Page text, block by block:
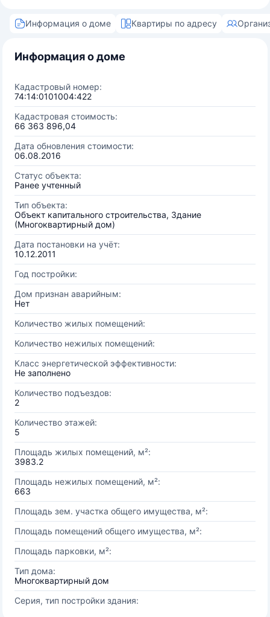
Информация о доме Квартиры по адресу
Информация о доме
Кадастровый номер:
74:14:0101004:422
Кадастровая стоимость:
66 363 896,04
Дата обновления стоимости:
06.08.2016
Статус объекта:
Ранее учтенный
Тип объекта:
Объект капитального строительства, Здание
(Многоквартирный дом)
Дата постановки на учёт:
10.12.2011
Год постройки:
Дом признан аварийным:
Нет
Количество жилых помещений:
Количество нежилых помещений:
Класс энергетической эффективности:
Не заполнено
Количество подъездов:
2
Количество этажей:
5
Площадь жилых помещений, м²:
3983.2
Площадь нежилых помещений, м²:
663
Площадь зем. участка общего имущества, м²:
Площадь помещений общего имущества, м²:
Площадь парковки, м²:
Тип дома:
Многоквартирный дом
Серия, тип постройки здания: